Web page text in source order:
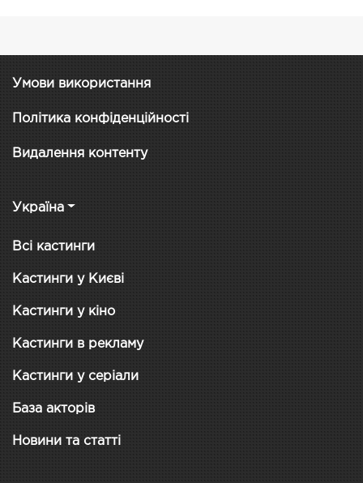
Умови використання
Політика конфіденційності
Видалення контенту
Україна
Всі кастинги
Кастинги у Києві
Кастинги у кіно
Кастинги в рекламу
Кастинги у серіали
База акторів
Новини та статті